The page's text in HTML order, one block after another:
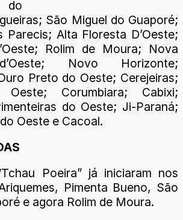
São Miguel do Guaporé;
Parecis; Alta Floresta D’Oeste;
Rolim de Moura; Nova
Novo Horizonte;
Preto do Oeste; Cerejeiras;
Corumbiara; Cabixi;
do Oeste; Ji-Paraná;
Oeste e Cacoal.
Poeira” já iniciaram nos
Pimenta Bueno, São
e agora Rolim de Moura.